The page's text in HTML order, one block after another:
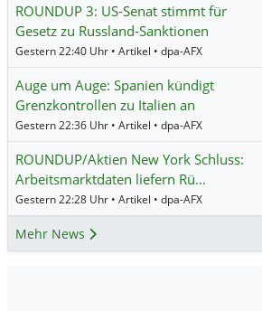
ROUNDUP 3: US-Senat stimmt für
Gesetz zu Russland-Sanktionen
Gestern 22:40 Uhr • Artikel • dpa-AFX
Auge um Auge: Spanien kündigt
Grenzkontrollen zu Italien an
Gestern 22:36 Uhr • Artikel • dpa-AFX
ROUNDUP/Aktien New York Schluss:
Arbeitsmarktdaten liefern Rü…
Gestern 22:28 Uhr • Artikel • dpa-AFX
Mehr News